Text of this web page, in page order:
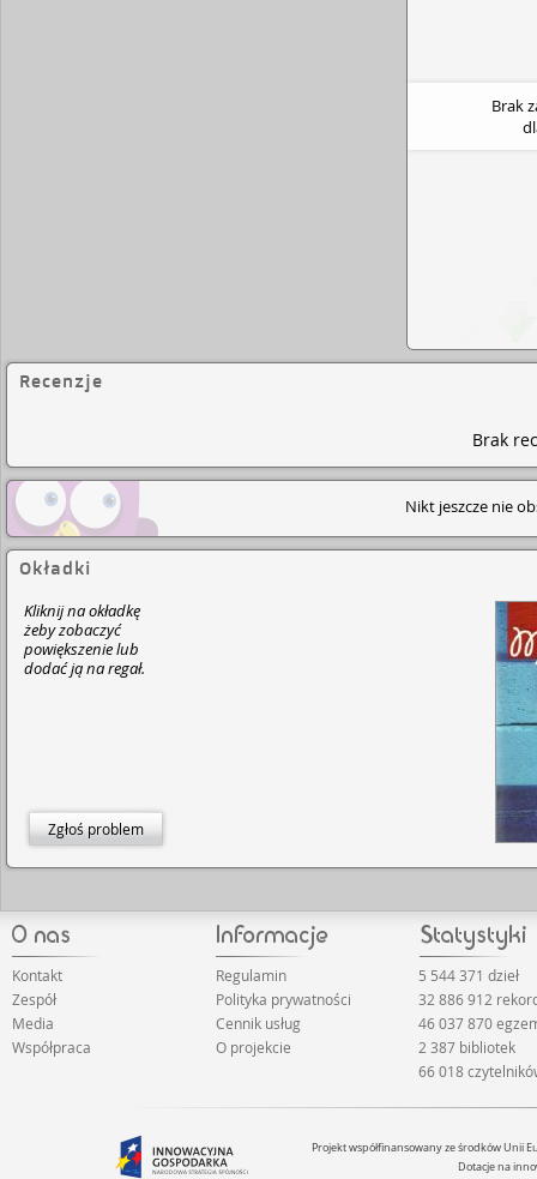
Brak
Recenzje
Brak
Nikt jeszcze nie
Okładki
Kliknij na okładkę
żeby zobaczyć
powiększenie lub
dodać ją na regał.
Zgłoś problem
Kontakt
Zespół
Media
Współpraca
Regulamin
Polityka prywatności
Cennik usług
O projekcie
5 544 371 dzieł
32 886 912
46 037 870
2 387 bibliotek
66 018
Projekt współfinansowany ze środków Unii
Dotacje na